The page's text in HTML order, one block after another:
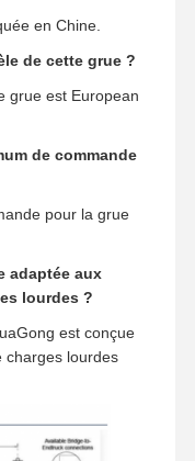
en Chine.
de cette grue ?
grue est European
de commande
pour la grue
adaptée aux
lourdes ?
est conçue
charges lourdes